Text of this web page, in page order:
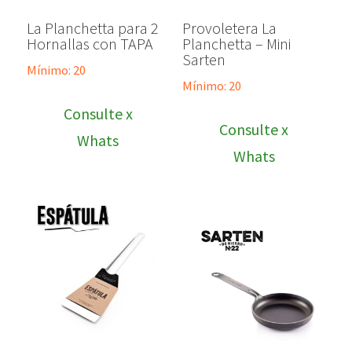
La Planchetta para 2
Hornallas con TAPA
Mínimo: 20
Consulte x
Whats
Provoletera La
Planchetta – Mini
Sarten
Mínimo: 20
Consulte x
Whats